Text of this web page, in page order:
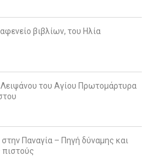
βιβλίων, του Ηλία
Λειψάνου του Αγίου Πρωτομάρτυρα
Παναγία – Πηγή δύναμης και
πιστούς